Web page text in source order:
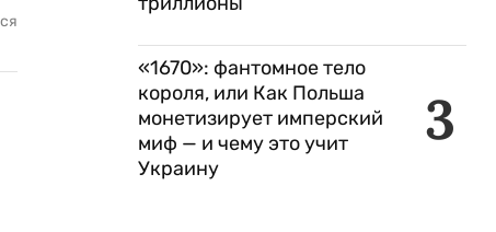
3
«1670»: фантомное тело
короля, или Как Польша
монетизирует имперский
миф — и чему это учит
Украину